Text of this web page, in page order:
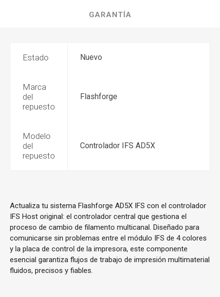
GARANTÍA
Estado Nuevo
Marca
del
repuesto
Flashforge
Modelo
del
repuesto
Controlador IFS AD5X
Actualiza tu sistema Flashforge AD5X IFS con el controlador
IFS Host original: el controlador central que gestiona el
proceso de cambio de filamento multicanal. Diseñado para
comunicarse sin problemas entre el módulo IFS de 4 colores
y la placa de control de la impresora, este componente
esencial garantiza flujos de trabajo de impresión multimaterial
fluidos, precisos y fiables.